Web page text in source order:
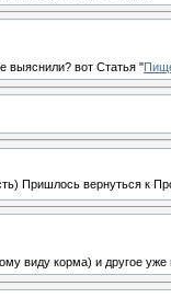
выяснили? вот Статья "
Пришлось вернуться к
виду корма) и другое уже